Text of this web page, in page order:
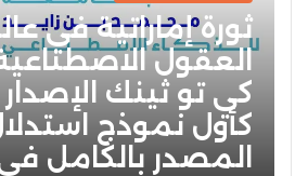
ثورة إماراتية في
العقول
كي تو ثينك الإصدار
كأول نموذج
المصدر بالكامل